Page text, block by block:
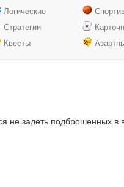
Логические
Стратегии
Квесты
не задеть подброшенных в